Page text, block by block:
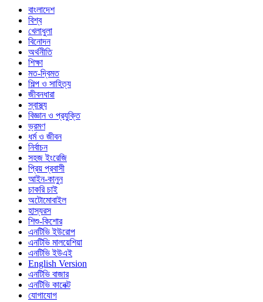
বাংলাদেশ
বিশ্ব
খেলাধুলা
বিনোদন
অর্থনীতি
শিক্ষা
মত-দ্বিমত
শিল্প ও সাহিত্য
জীবনধারা
স্বাস্থ্য
বিজ্ঞান ও প্রযুক্তি
ভ্রমণ
ধর্ম ও জীবন
নির্বাচন
সহজ ইংরেজি
প্রিয় প্রবাসী
আইন-কানুন
চাকরি চাই
অটোমোবাইল
হাস্যরস
শিশু-কিশোর
এনটিভি ইউরোপ
এনটিভি মালয়েশিয়া
এনটিভি ইউএই
English Version
এনটিভি বাজার
এনটিভি কানেক্ট
যোগাযোগ